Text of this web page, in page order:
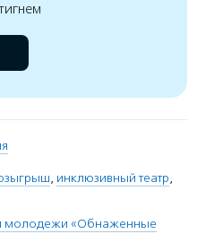
, инклюзивный театр,
молодежи «Обнаженные